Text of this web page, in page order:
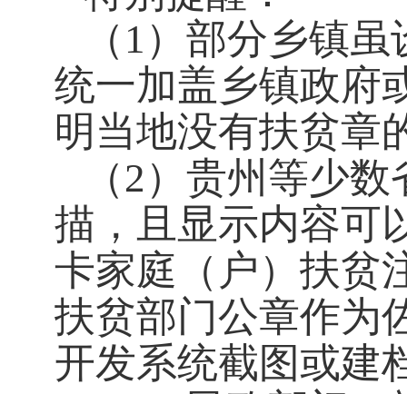
（1）部分乡镇
统一加盖乡镇政府
明当地没有扶贫章
（2）贵州等少
描，且显示内容可
卡家庭（户）扶贫
扶贫部门公章作为
开发系统截图或建